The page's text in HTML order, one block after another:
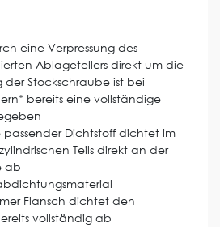
eine Verpressung des
Ablagetellers direkt um die
der Stockschraube ist bei
bereits eine vollständige
passender Dichtstoff dichtet im
Teils direkt an der
ab
Flansch dichtet den
vollständig ab